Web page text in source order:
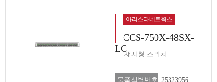
아리스타네트웍스
CCS-750X-48SX-
LC
섀시형 스위치
물품식별번호 25323956